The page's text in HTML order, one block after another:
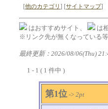
[他のカテゴリ] [サイトマップ]
はおすすめサイト、 は
※リンク先が無くなっている
最終更新：2026/08/06(Thu)
1 - 1 ( 1 件中 )
第1位 ->2pt